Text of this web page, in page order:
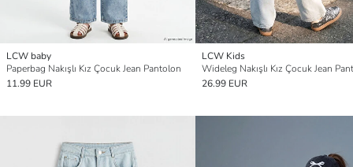
LCW baby
Paperbag Nakışlı Kız Çocuk Jean Pantolon
11.99 EUR
LCW Kids
Wideleg Nakışlı Kız Çocuk Jean
26.99 EUR